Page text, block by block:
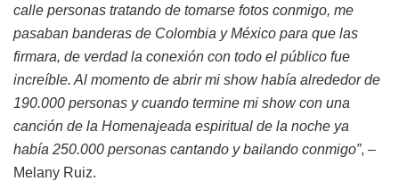
calle personas tratando de tomarse fotos conmigo, me
pasaban banderas de Colombia y México para que las
firmara, de verdad la conexión con todo el público fue
increíble. Al momento de abrir mi show había alrededor de
190.000 personas y cuando termine mi show con una
canción de la Homenajeada espiritual de la noche ya
había 250.000 personas cantando y bailando conmigo”, –
Melany Ruiz.